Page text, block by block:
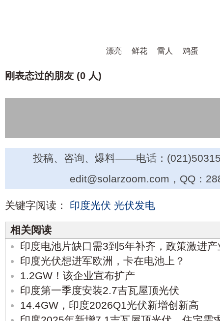
漂亮 鲜花 雷人 鸡蛋
刚表态过的朋友 (0 人)
投稿、咨询、爆料——电话：
edit@solarzoom.com，QQ：
关键字阅读： 印度光伏 光伏发电
相关阅读
印度电池片缺口需3到5年补齐，政策激进
印度光伏想进军欧洲，卡在电池上？
1.2GW！该企业宣布扩产
印度第一季度安装2.7吉瓦屋顶光伏
14.4GW，印度2026Q1光伏新增创新高